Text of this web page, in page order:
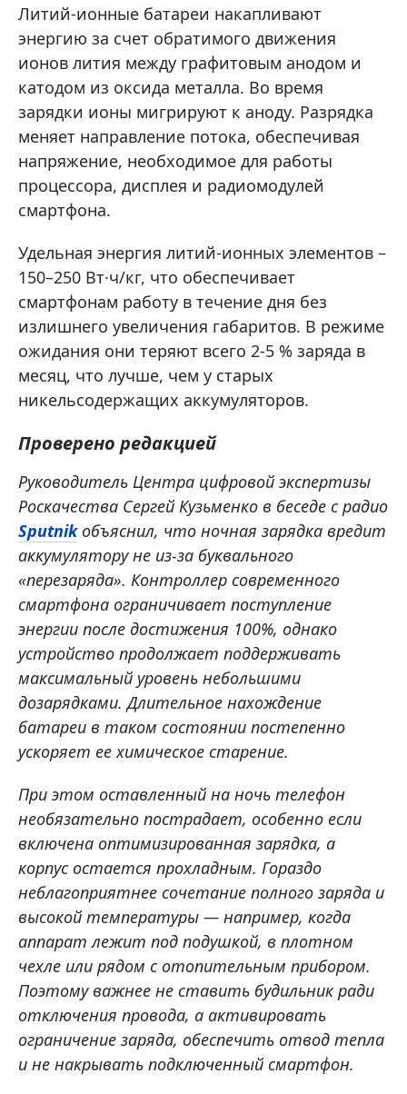
Литий-ионные батареи накапливают
энергию за счет обратимого движения
ионов лития между графитовым анодом и
катодом из оксида металла. Во время
зарядки ионы мигрируют к аноду. Разрядка
меняет направление потока, обеспечивая
напряжение, необходимое для работы
процессора, дисплея и радиомодулей
смартфона.
Удельная энергия литий-ионных элементов –
150–250 Вт·ч/кг, что обеспечивает
смартфонам работу в течение дня без
излишнего увеличения габаритов. В режиме
ожидания они теряют всего 2-5 % заряда в
месяц, что лучше, чем у старых
никельсодержащих аккумуляторов.
Проверено редакцией
Руководитель Центра цифровой экспертизы
Роскачества Сергей Кузьменко в беседе с радио
Sputnikобъяснил, что ночная зарядка вредит
аккумулятору не из-за буквального
«перезаряда». Контроллер современного
смартфона ограничивает поступление
энергии после достижения 100%, однако
устройство продолжает поддерживать
максимальный уровень небольшими
дозарядками. Длительное нахождение
батареи в таком состоянии постепенно
ускоряет ее химическое старение.
При этом оставленный на ночь телефон
необязательно пострадает, особенно если
включена оптимизированная зарядка, а
корпус остается прохладным. Гораздо
неблагоприятнее сочетание полного заряда и
высокой температуры — например, когда
аппарат лежит под подушкой, в плотном
чехле или рядом с отопительным прибором.
Поэтому важнее не ставить будильник ради
отключения провода, а активировать
ограничение заряда, обеспечить отвод тепла
и не накрывать подключенный смартфон.